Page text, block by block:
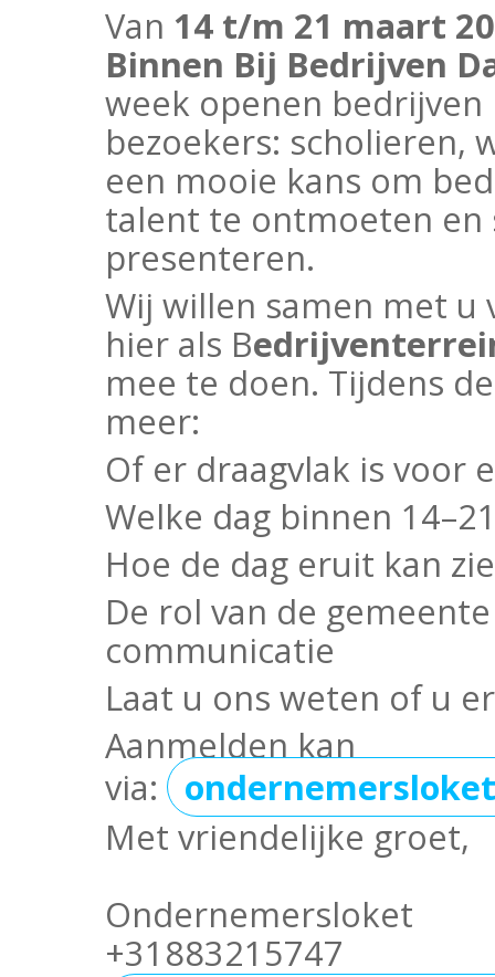
Van 14 t/m 21 maart
Binnen Bij Bedrijven
week openen
bezoekers: scholieren,
een mooie kans om
talent te ontmoeten
presenteren.
Wij willen samen met
hier als B
mee te doen. Tijdens
meer:
Of er draagvlak is voor
Welke dag binnen
Hoe de dag eruit kan
De rol van de
communicatie
Laat u ons weten of u
Aanmelden kan
via:
Met vriendelijke groet,
Ondernemersloket
+31883215747